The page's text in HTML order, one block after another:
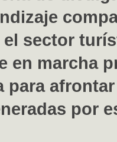
sector
en marcha
para
por